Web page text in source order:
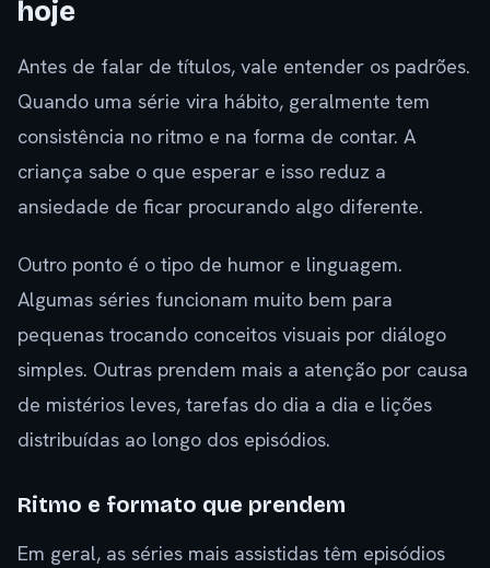
hoje
Antes de falar de títulos, vale entender os padrões.
Quando uma série vira hábito, geralmente tem
consistência no ritmo e na forma de contar. A
criança sabe o que esperar e isso reduz a
ansiedade de ficar procurando algo diferente.
Outro ponto é o tipo de humor e linguagem.
Algumas séries funcionam muito bem para
pequenas trocando conceitos visuais por diálogo
simples. Outras prendem mais a atenção por causa
de mistérios leves, tarefas do dia a dia e lições
distribuídas ao longo dos episódios.
Ritmo e formato que prendem
Em geral, as séries mais assistidas têm episódios